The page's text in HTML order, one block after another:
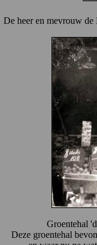
De heer en mevrouw de
Groentehal
Deze groentehal